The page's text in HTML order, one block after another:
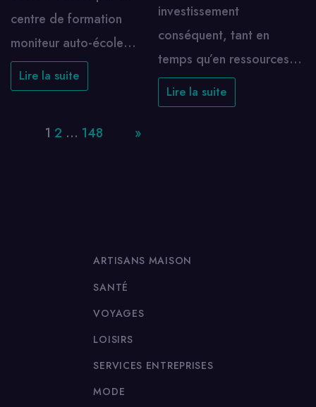
centre de formation
moniteur auto-école…
Lire la suite
investissement
conséquent, tant en
temps qu’en ressources…
Lire la suite
1 2 … 148 »
ARTISANS MAISON
SANTÉ
VOYAGES
LOISIRS
SERVICES ENTREPRISES
MODE